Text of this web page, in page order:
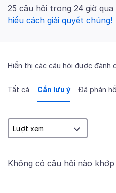
25 câu hỏi trong 24 giờ
hiểu cách giải quyết chúng!
Hiển thị các câu hỏi được đánh
Tất cả Cần lưu ý Đã phản
Không có câu hỏi nào